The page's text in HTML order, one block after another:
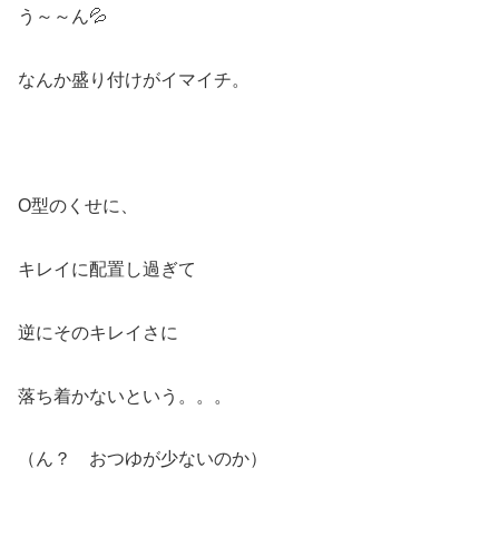
う～～ん💦
なんか盛り付けがイマイチ。
O型のくせに、
キレイに配置し過ぎて
逆にそのキレイさに
落ち着かないという。。。
（ん？ おつゆが少ないのか）